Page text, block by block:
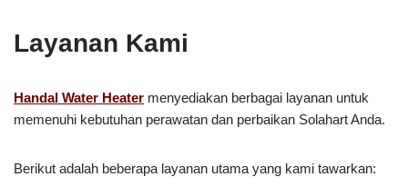
Layanan Kami
Handal Water Heater menyediakan berbagai layanan untuk
memenuhi kebutuhan perawatan dan perbaikan Solahart Anda.
Berikut adalah beberapa layanan utama yang kami tawarkan: